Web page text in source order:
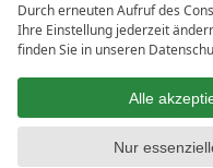
Durch erneuten Aufruf des
Ihre Einstellung jederzeit
finden Sie in unseren
Alle
Nur
Anfragen für